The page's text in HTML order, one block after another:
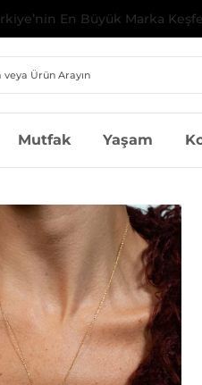
İlk Alışverişinize Özel %10
Mutfak Yaşam